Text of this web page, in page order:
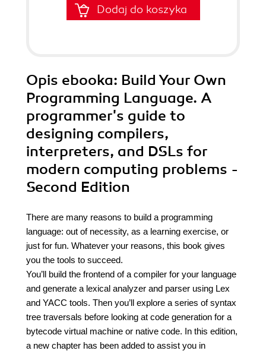
Dodaj do koszyka
Opis ebooka: Build Your Own
Programming Language. A
programmer's guide to
designing compilers,
interpreters, and DSLs for
modern computing problems -
Second Edition
There are many reasons to build a programming
language: out of necessity, as a learning exercise, or
just for fun. Whatever your reasons, this book gives
you the tools to succeed.
You’ll build the frontend of a compiler for your language
and generate a lexical analyzer and parser using Lex
and YACC tools. Then you’ll explore a series of syntax
tree traversals before looking at code generation for a
bytecode virtual machine or native code. In this edition,
a new chapter has been added to assist you in